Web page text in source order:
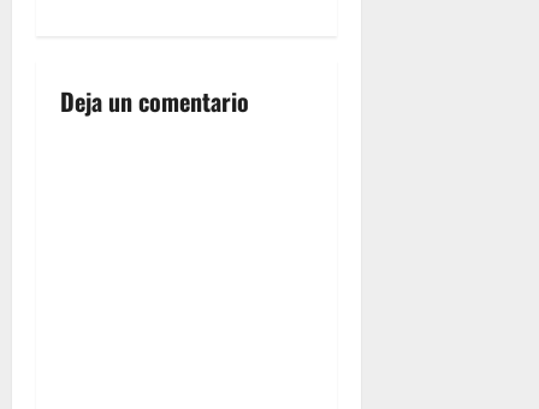
c
Deja un comentario